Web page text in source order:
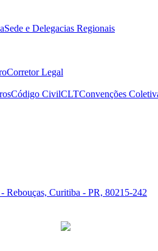
Sede e Delegacias Regionais
Corretor Legal
Código CivilCLTConvenções
Rebouças, Curitiba - PR, 80215-242